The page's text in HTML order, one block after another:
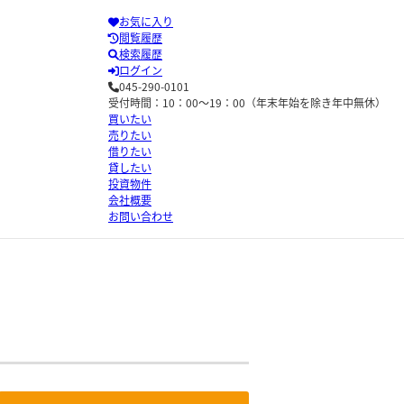
お気に入り
閲覧履歴
検索履歴
ログイン
045-290-0101
受付時間：10：00～19：00（年末年始を除き年中無休）
買いたい
売りたい
借りたい
貸したい
投資物件
会社概要
お問い合わせ